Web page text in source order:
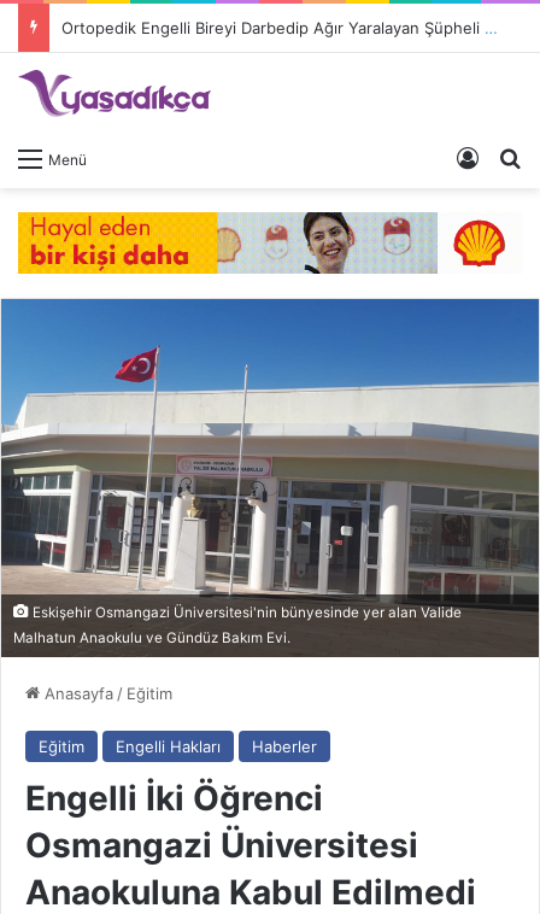
Ortopedik Engelli Bireyi Darbedip Ağır Yaralayan Şüpheli Tutuklandı
Menü Giriş
Eskişehir Osmangazi Üniversitesi'nin bünyesinde yer alan Valide
Malhatun Anaokulu ve Gündüz Bakım Evi.
Anasayfa / Eğitim
Eğitim Engelli Hakları Haberler
Engelli İki Öğrenci
Osmangazi Üniversitesi
Anaokuluna Kabul Edilmedi